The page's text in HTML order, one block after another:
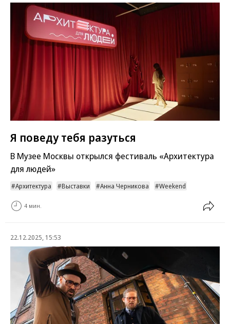
Я поведу тебя разуться
В Музее Москвы открылся фестиваль «Архитектура
для людей»
Архитектура Выставки Анна Черникова Weekend
4 мин.
22.12.2025, 15:53